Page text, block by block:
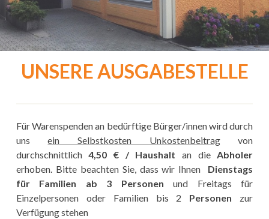
UNSERE AUSGABESTELLE
Für Warenspenden an bedürftige Bürger/innen wird durch
unsein Selbstkosten Unkostenbeitragvon
durchschnittlich4,50 € / Haushalt an dieAbholer
erhoben. Bitte beachten Sie, dass wir Ihnen Dienstags
für Familien ab 3 Personen und Freitags für
Einzelpersonen oder Familien bis 2 Personen zur
Verfügung stehen